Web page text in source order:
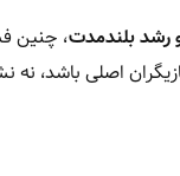
رشد بلندمدت، چنین
اصلی باشد، نه